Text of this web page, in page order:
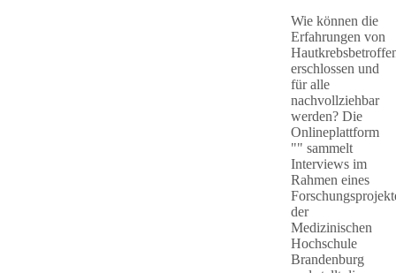
Wie können die
Erfahrungen von
erschlossen und
für alle
nachvollziehbar
werden? Die
Onlineplattform
"" sammelt
Interviews im
Rahmen eines
der
Medizinischen
Hochschule
Brandenburg